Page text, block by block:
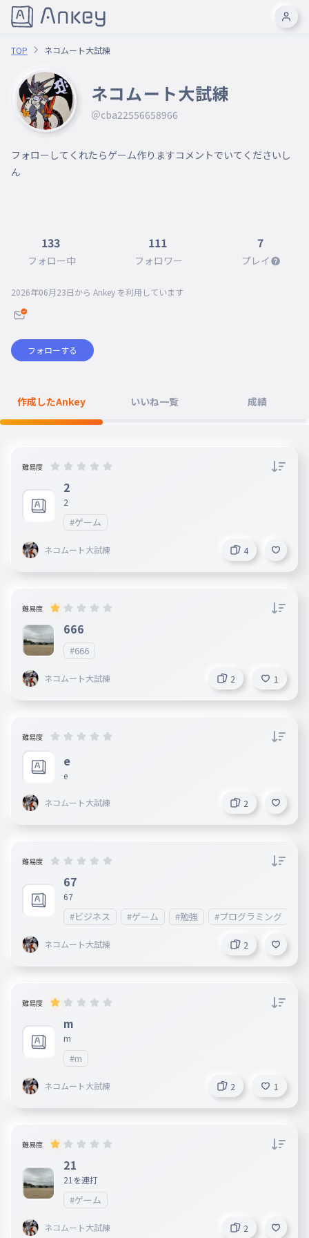
TOP ネコムート大試練
ネコムート大試練
＠cba22556658966
フォローしてくれたらゲーム作りますコメントでいてくださいし
ん
133
フォロー中
111
フォロワー
7
プレイ
2026年06月23日から Ankey を利用しています
フォローする
作成したAnkey いいね一覧 成績
難易度
2
2
#ゲーム
ネコムート大試練 4
難易度
666
#666
ネコムート大試練 2 1
難易度
e
e
ネコムート大試練 2
難易度
67
67
#ビジネス #ゲーム #勉強 #プログラミング
ネコムート大試練 2
難易度
m
m
#m
ネコムート大試練 2 1
難易度
21
21を連打
#ゲーム
ネコムート大試練 2